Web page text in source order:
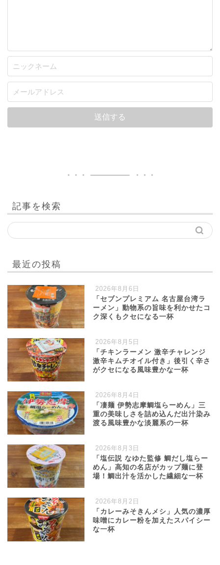
記事を検索
最近の投稿
2026年8月6日
「セブンプレミアム 名古屋台湾ラ
ーメン」動物系の旨味を利かせたコ
ク深くもクセになる一杯
2026年8月5日
「チキンラーメン 激辛チャレンジ
激辛キムチオイル付き」後引く辛さ
がクセになる風味豊かな一杯
2026年8月4日
「凄麺 伊勢志摩鯛塩らーめん」三
重の美味しさを詰め込んだ出汁染み
渡る風味豊かな淡麗系の一杯
2026年8月3日
「塩伝説 なゆた監修 鯛だし塩らー
めん」高知の名店がカップ麺に登
場！鯛出汁を活かした繊細な一杯
2026年8月2日
「カレーみそきんメシ」人気の濃厚
味噌にカレー粉を加えたスパイシー
な一杯